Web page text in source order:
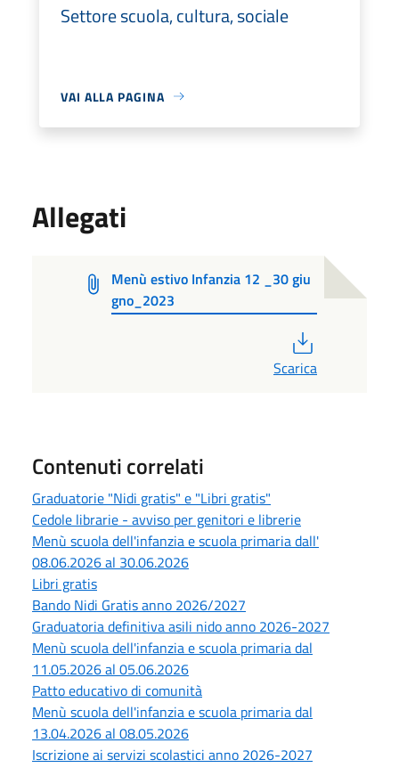
Settore scuola, cultura, sociale
VAI ALLA PAGINA
Allegati
Menù estivo Infanzia 12 _30 giu
gno_2023
Scarica
Contenuti correlati
Graduatorie "Nidi gratis" e "Libri gratis"
Cedole librarie - avviso per genitori e librerie
Menù scuola dell'infanzia e scuola primaria dall'
08.06.2026 al 30.06.2026
Libri gratis
Bando Nidi Gratis anno 2026/2027
Graduatoria definitiva asili nido anno 2026-2027
Menù scuola dell'infanzia e scuola primaria dal
11.05.2026 al 05.06.2026
Patto educativo di comunità
Menù scuola dell'infanzia e scuola primaria dal
13.04.2026 al 08.05.2026
Iscrizione ai servizi scolastici anno 2026-2027